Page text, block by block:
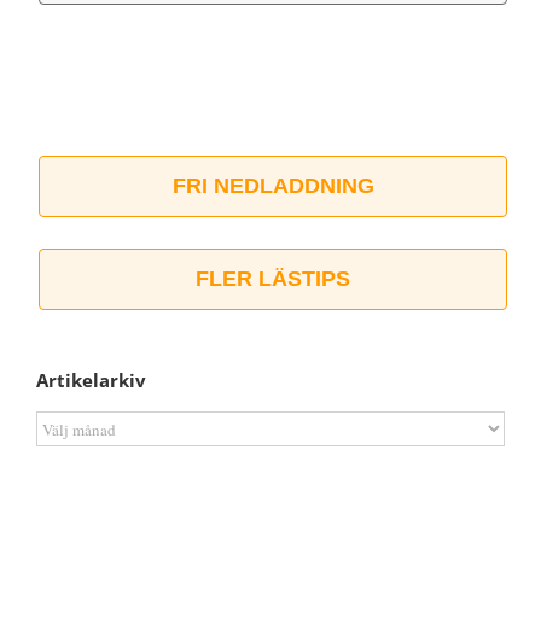
FRI NEDLADDNING
FLER LÄSTIPS
Artikelarkiv
Artikelarkiv